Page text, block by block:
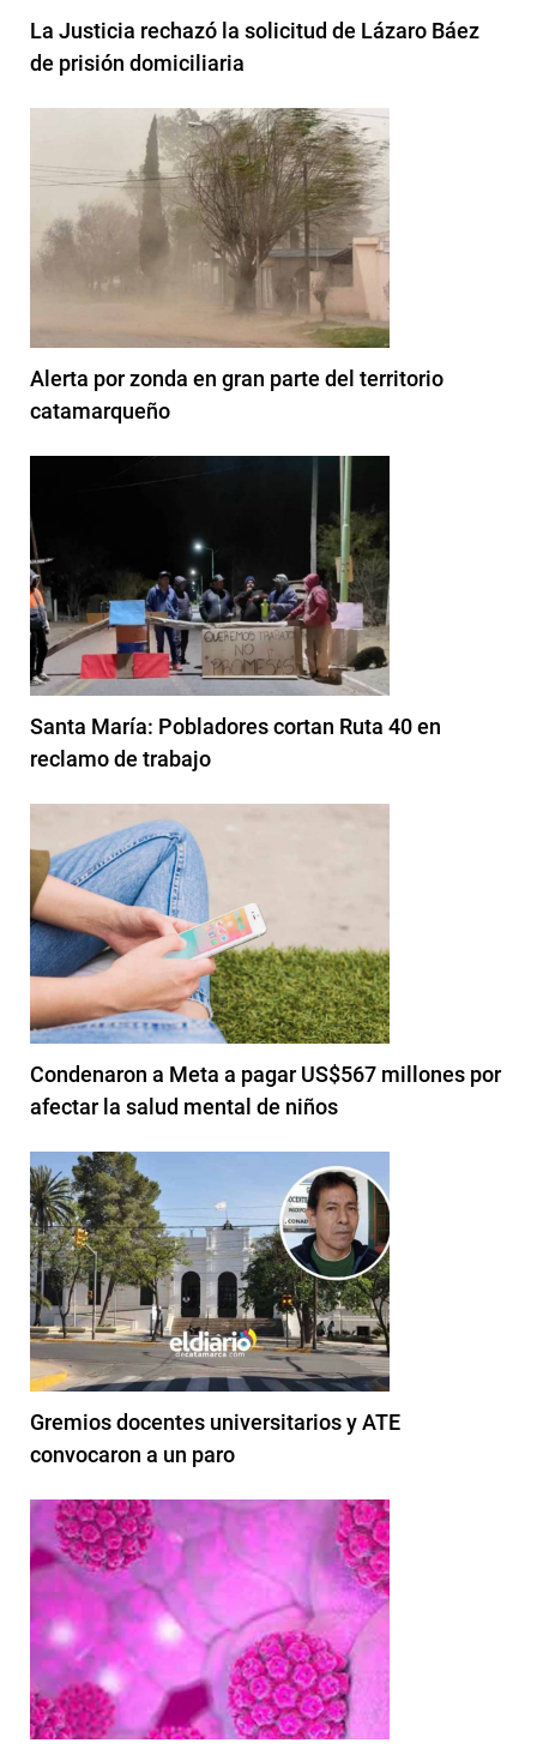
La Justicia rechazó la solicitud de Lázaro Báez
de prisión domiciliaria
Alerta por zonda en gran parte del territorio
catamarqueño
Santa María: Pobladores cortan Ruta 40 en
reclamo de trabajo
Condenaron a Meta a pagar US$567 millones por
afectar la salud mental de niños
Gremios docentes universitarios y ATE
convocaron a un paro